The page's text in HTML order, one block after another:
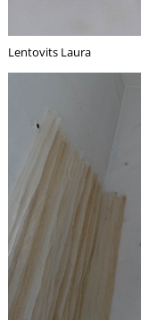
Lentovits Laura